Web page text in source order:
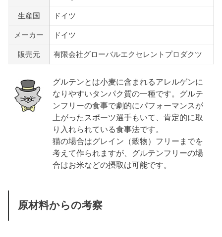
生産国 ドイツ
メーカー ドイツ
販売元 有限会社グローバルエクセレントプロダクツ
グルテンとは小麦に含まれるアレルゲンに
なりやすいタンパク質の一種です。グルテ
ンフリーの食事で劇的にパフォーマンスが
上がったスポーツ選手もいて、肯定的に取
り入れられている食事法です。
猫の場合はグレイン（穀物）フリーまでを
考えて作られますが、グルテンフリーの場
合はお米などの摂取は可能です。
原材料からの考察